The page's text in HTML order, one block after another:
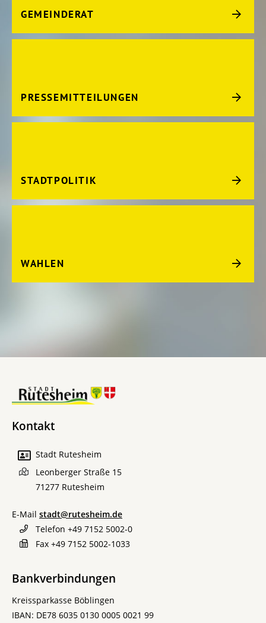
GEMEINDERAT
PRESSEMITTEILUNGEN
STADTPOLITIK
WAHLEN
Kontakt
Stadt Rutesheim
Leonberger Straße 15
71277 Rutesheim
E-Mail stadt@rutesheim.de
Telefon +49 7152 5002-0
Fax +49 7152 5002-1033
Bankverbindungen
Kreissparkasse Böblingen
IBAN: DE78 6035 0130 0005 0021 99